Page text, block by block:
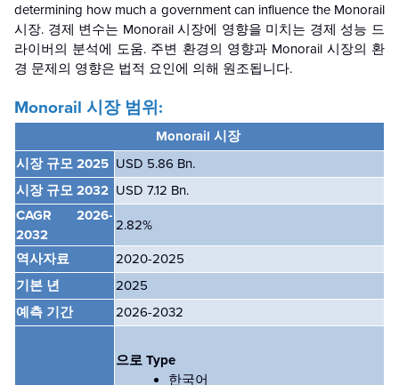
determining how much a government can influence the Monorail
시장. 경제 변수는 Monorail 시장에 영향을 미치는 경제 성능 드
라이버의 분석에 도움. 주변 환경의 영향과 Monorail 시장의 환
경 문제의 영향은 법적 요인에 의해 원조됩니다.
Monorail 시장 범위:
Monorail 시장
시장 규모 2025 USD 5.86 Bn.
시장 규모 2032 USD 7.12 Bn.
CAGR
2026-
2032
2.82%
역사자료
2020-2025
기본 년
2025
예측 기간
2026-2032
으로 Type
한국어